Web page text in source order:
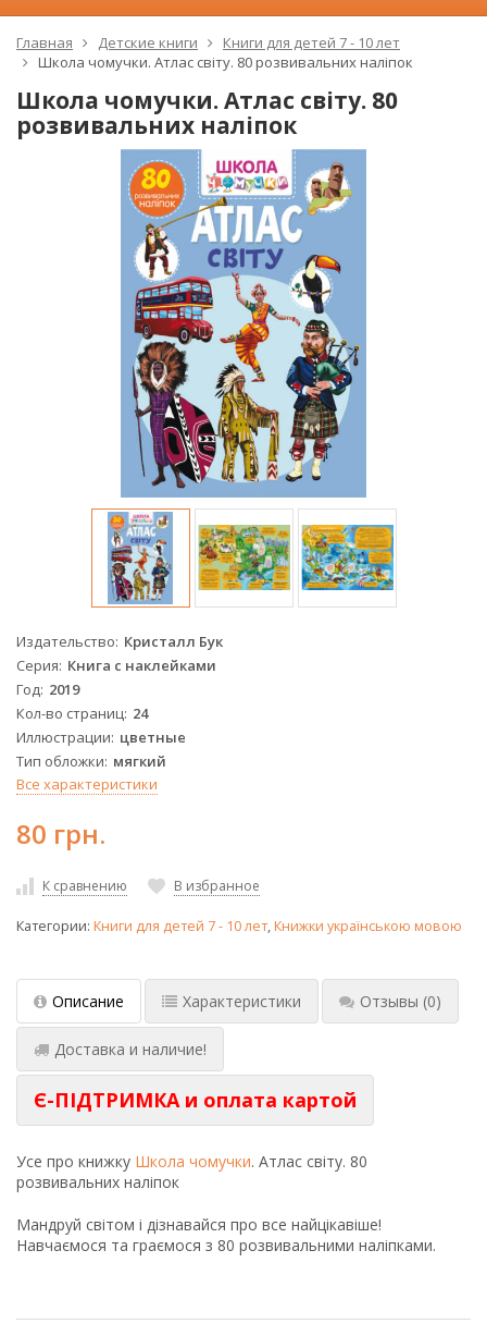
Главная Детские книги
Книги для детей 7 - 10 лет
Школа чомучки. Атлас світу. 80 розвивальних наліпок
Школа чомучки. Атлас світу. 80
розвивальних наліпок
Издательство Кристалл Бук
Серия Книга с наклейками
Год 2019
Кол-во страниц 24
Иллюстрации цветные
Тип обложки мягкий
Все характеристики
80 грн.
К сравнению В избранное
Категории: Книги для детей 7 - 10 лет,Книжки українською мовою
Описание Характеристики Отзывы (0)
Доставка и наличие!
Є-ПІДТРИМКА и оплата картой
Усе про книжку Школа чомучки. Атлас світу. 80
розвивальних наліпок
Мандруй світом і дізнавайся про все найцікавіше!
Навчаємося та граємося з 80 розвивальними наліпками.